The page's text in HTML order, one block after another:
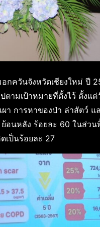
ควันจังหวัดเชียงใหม่ ปี
ตามเป้าหมายที่ตั้งไว้ ตั้งแ
การหาของป่า ล่าสัตว์ แล
อนหลัง ร้อยละ 60 ในส่วน
เป็นร้อยละ 27